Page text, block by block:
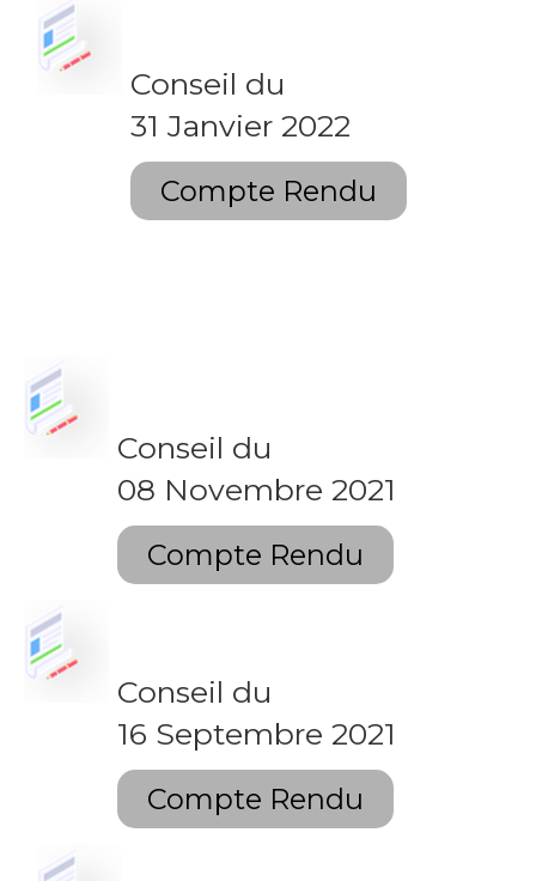
Conseil du
31 Janvier 2022
Compte Rendu
Conseil du
08 Novembre 2021
Compte Rendu
Conseil du
16 Septembre 2021
Compte Rendu